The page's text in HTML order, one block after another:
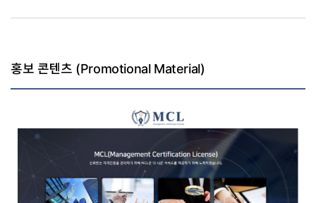
홍보 콘텐츠 (Promotional Material)